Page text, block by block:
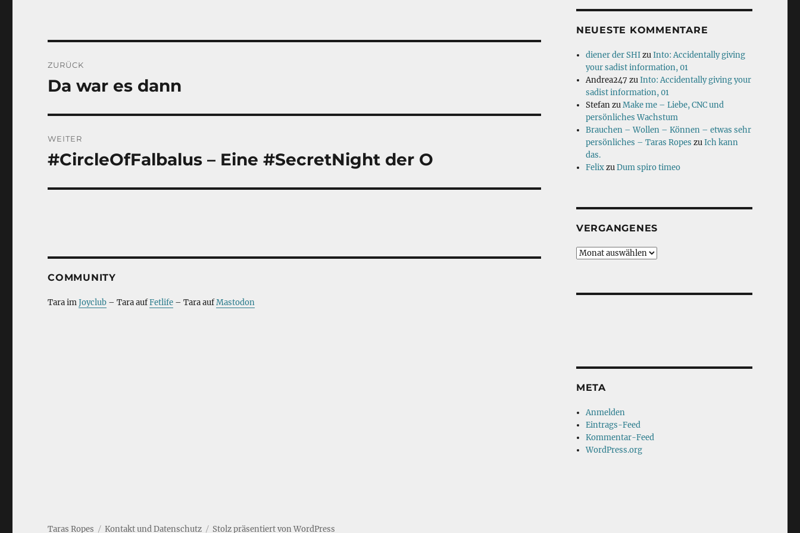
ZURÜCK
Vorheriger
Da war es dann
WEITER
Nächster
#CircleOfFalbalus – Eine #SecretNight der O
COMMUNITY
Tara imJoyclub – Tara aufFetlife – Tara aufMastodon
NEUESTE KOMMENTARE
diener der SHIzuInto: Accidentally giving
your sadist information, 01
Andrea247 zuInto: Accidentally giving your
sadist information, 01
StefanzuMake me – Liebe, CNC und
persönliches Wachstum
Brauchen – Wollen – Können – etwas sehr
persönliches – Taras Ropes zuIch kann
das.
FelixzuDum spiro timeo
VERGANGENES
Vergangenes
META
Anmelden
Eintrags-Feed
Kommentar-Feed
WordPress.org
Taras Ropes Kontakt und Datenschutz Stolz präsentiert von WordPress